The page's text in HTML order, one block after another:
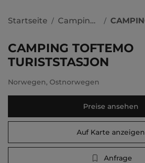
Startseite / Campingplätze /
CAMPING TOFTEMO
TURISTSTASJON
Norwegen, Ostnorwegen
Preise ansehen
Auf Karte anzeigen
Anfrage